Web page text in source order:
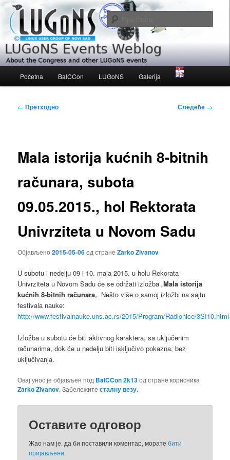
Скочи
примарни
садржајLUGoNS Events Weblog
About the Congress and other LUGoNS events
изборник
Početna BalCCon LUGoNS Galerija
Кретање
← Претходно Следеће →
Mala istorija kućnih 8-bitnih
računara, subota
09.05.2015., hol Rektorata
Univrziteta u Novom Sadu
Објављено2015-05-06од странеZarko Zivanov
U subotu i nedelju 09 i 10. maja 2015. u holu Rekorata
Univrziteta u Novom Sadu će se održati izložba „Mala istorija
kućnih 8-bitnih računara„. Nešto više o samoj izložbi na sajtu
festivala nauke:
http://www.festivalnauke.uns.ac.rs/2015/Program/Radionice/3SI10.html
Izložba u subotu će biti aktivnog karaktera, sa uključenim
računarima, dok će u nedelju biti isključivo pokazna, bez
uključivanja.
Овај унос је објављен под BalCCon 2k13од стране корисника
Zarko Zivanov. Забележитесталну везу.
Оставите одговор
Жао нам је, да би поставили коментар, моратебити
пријављени.